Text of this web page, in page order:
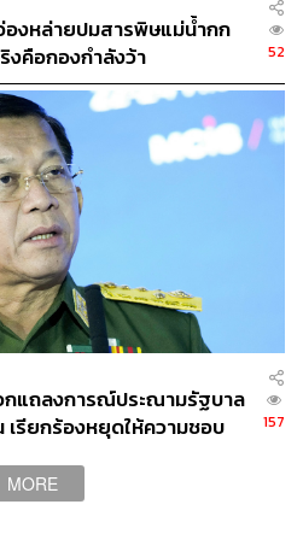
งหล่ายปมสารพิษแม่น้ำกก
งคือกองกำลังว้า
52
แถลงการณ์ประณามรัฐบาล
รียกร้องหยุดให้ความชอบ
157
MORE